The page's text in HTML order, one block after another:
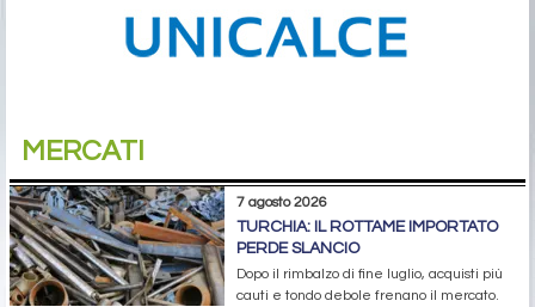
MERCATI
7 agosto 2026
TURCHIA: IL ROTTAME IMPORTATO
PERDE SLANCIO
Dopo il rimbalzo di fine luglio, acquisti più
cauti e tondo debole frenano il mercato.